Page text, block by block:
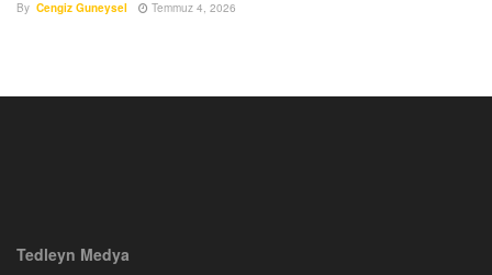
By Cengiz Guneysel Temmuz 4, 2026
Tedleyn Medya